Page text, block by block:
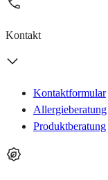
Kontakt
Kontaktformular
Allergieberatung
Produktberatung